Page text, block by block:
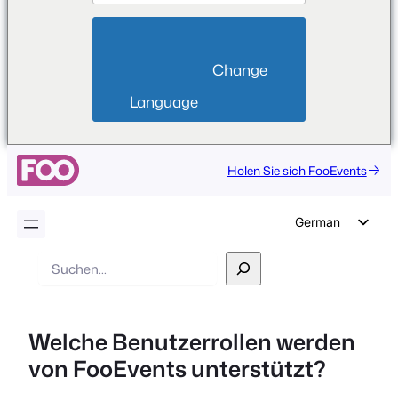
Language
Holen Sie sich FooEvents
German
Italian
Portuguese
Suche
Welche Benutzerrollen werden
von FooEvents unterstützt?